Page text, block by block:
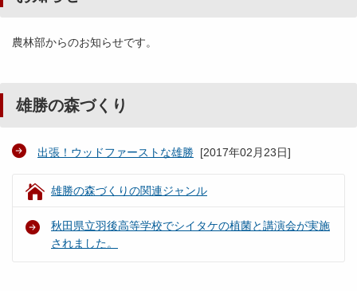
農林部からのお知らせです。
雄勝の森づくり
出張！ウッドファーストな雄勝 [2017年02月23日]
雄勝の森づくりの関連ジャンル
秋田県立羽後高等学校でシイタケの植菌と講演会が実施
されました。